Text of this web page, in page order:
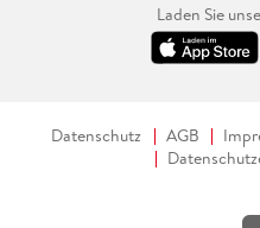
Laden Sie
Datenschutz AGB